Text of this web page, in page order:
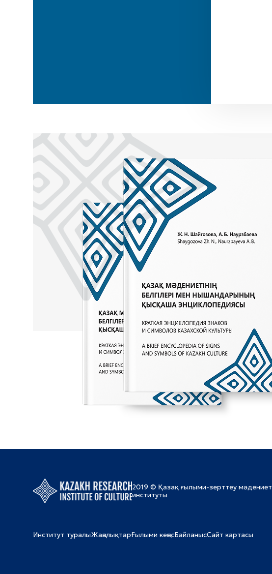
2019 © Қазақ ғылыми-зерттеу мәдениет
институты
Институт туралыЖаңалықтарҒылыми кеңесБайланысСайт картасы